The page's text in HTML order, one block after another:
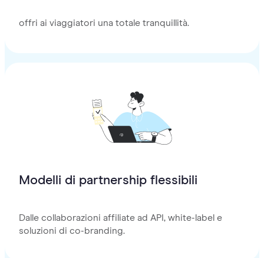
offri ai viaggiatori una totale tranquillità.
Modelli di partnership flessibili
Dalle collaborazioni affiliate ad API, white-label e
soluzioni di co-branding.